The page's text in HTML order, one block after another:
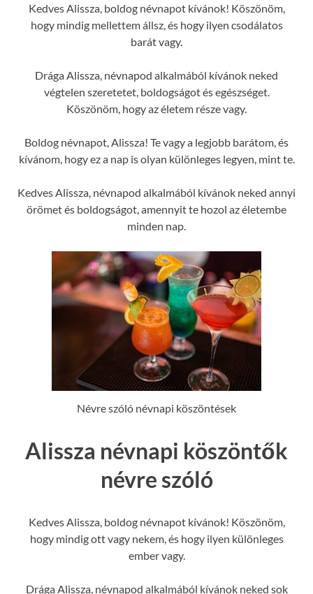
Kedves Alissza, boldog névnapot kívánok! Köszönöm,
hogy mindig mellettem állsz, és hogy ilyen csodálatos
barát vagy.
Drága Alissza, névnapod alkalmából kívánok neked
végtelen szeretetet, boldogságot és egészséget.
Köszönöm, hogy az életem része vagy.
Boldog névnapot, Alissza! Te vagy a legjobb barátom, és
kívánom, hogy ez a nap is olyan különleges legyen, mint te.
Kedves Alissza, névnapod alkalmából kívánok neked annyi
örömet és boldogságot, amennyit te hozol az életembe
minden nap.
Névre szóló névnapi köszöntések
Alissza névnapi köszöntők
névre szóló
Kedves Alissza, boldog névnapot kívánok! Köszönöm,
hogy mindig ott vagy nekem, és hogy ilyen különleges
ember vagy.
Drága Alissza, névnapod alkalmából kívánok neked sok